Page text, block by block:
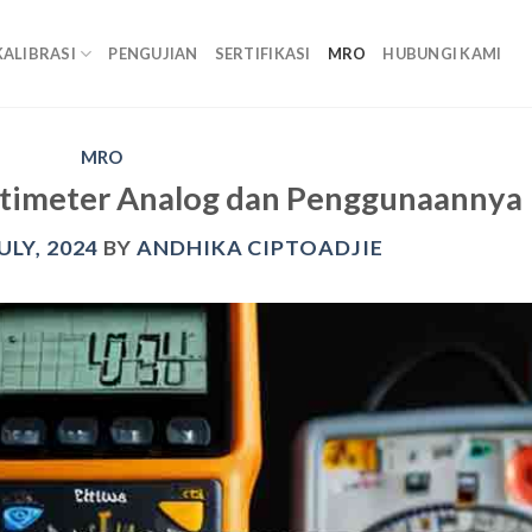
PENGUJIAN SERTIFIKASI MRO HUBUNGI KAMI
MRO
Analog dan Penggunaannya
2024 BYANDHIKA CIPTOADJIE